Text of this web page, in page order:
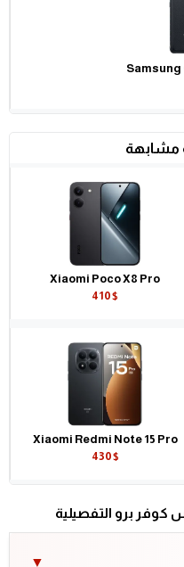
Samsung
مشابهة
Xiaomi Poco X8 Pro
410$
Xiaomi Redmi Note 15 Pro
430$
برو التفصيلية